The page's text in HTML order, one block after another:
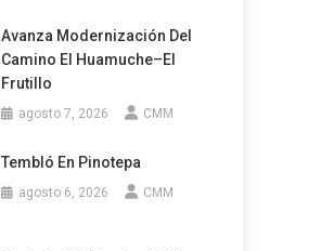
Avanza Modernización Del
Camino El Huamuche–El
Frutillo
agosto 7, 2026 CMM
Tembló En Pinotepa
agosto 6, 2026 CMM